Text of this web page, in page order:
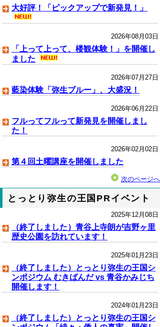
大好評！「ピックアップで新発見！」
2026年08月03日
「上って上って、楼観体験！」を開催し
ました
2026年07月27日
藍染体験「弥生ブルー」、大盛況！
2026年06月22日
フルってフルって新発見を開催しまし
た！
2026年02月02日
第４回土曜講座を開催しました
次のページへ
とっとり弥生の王国PRイベント
2025年12月08日
（終了しました）青谷上寺朗が吉野ヶ里
歴史公園を訪れています！
2025年01月23日
（終了しました）とっとり弥生の王国シ
ンポジウム むきばんだ vs 青谷かみじち
開催します！
2024年01月23日
（終了しました）とっとり弥生の王国シ